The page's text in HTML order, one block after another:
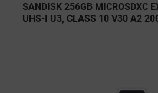
SANDISK 256GB MICROSDXC
UHS-I U3, CLASS 10 V30 A2